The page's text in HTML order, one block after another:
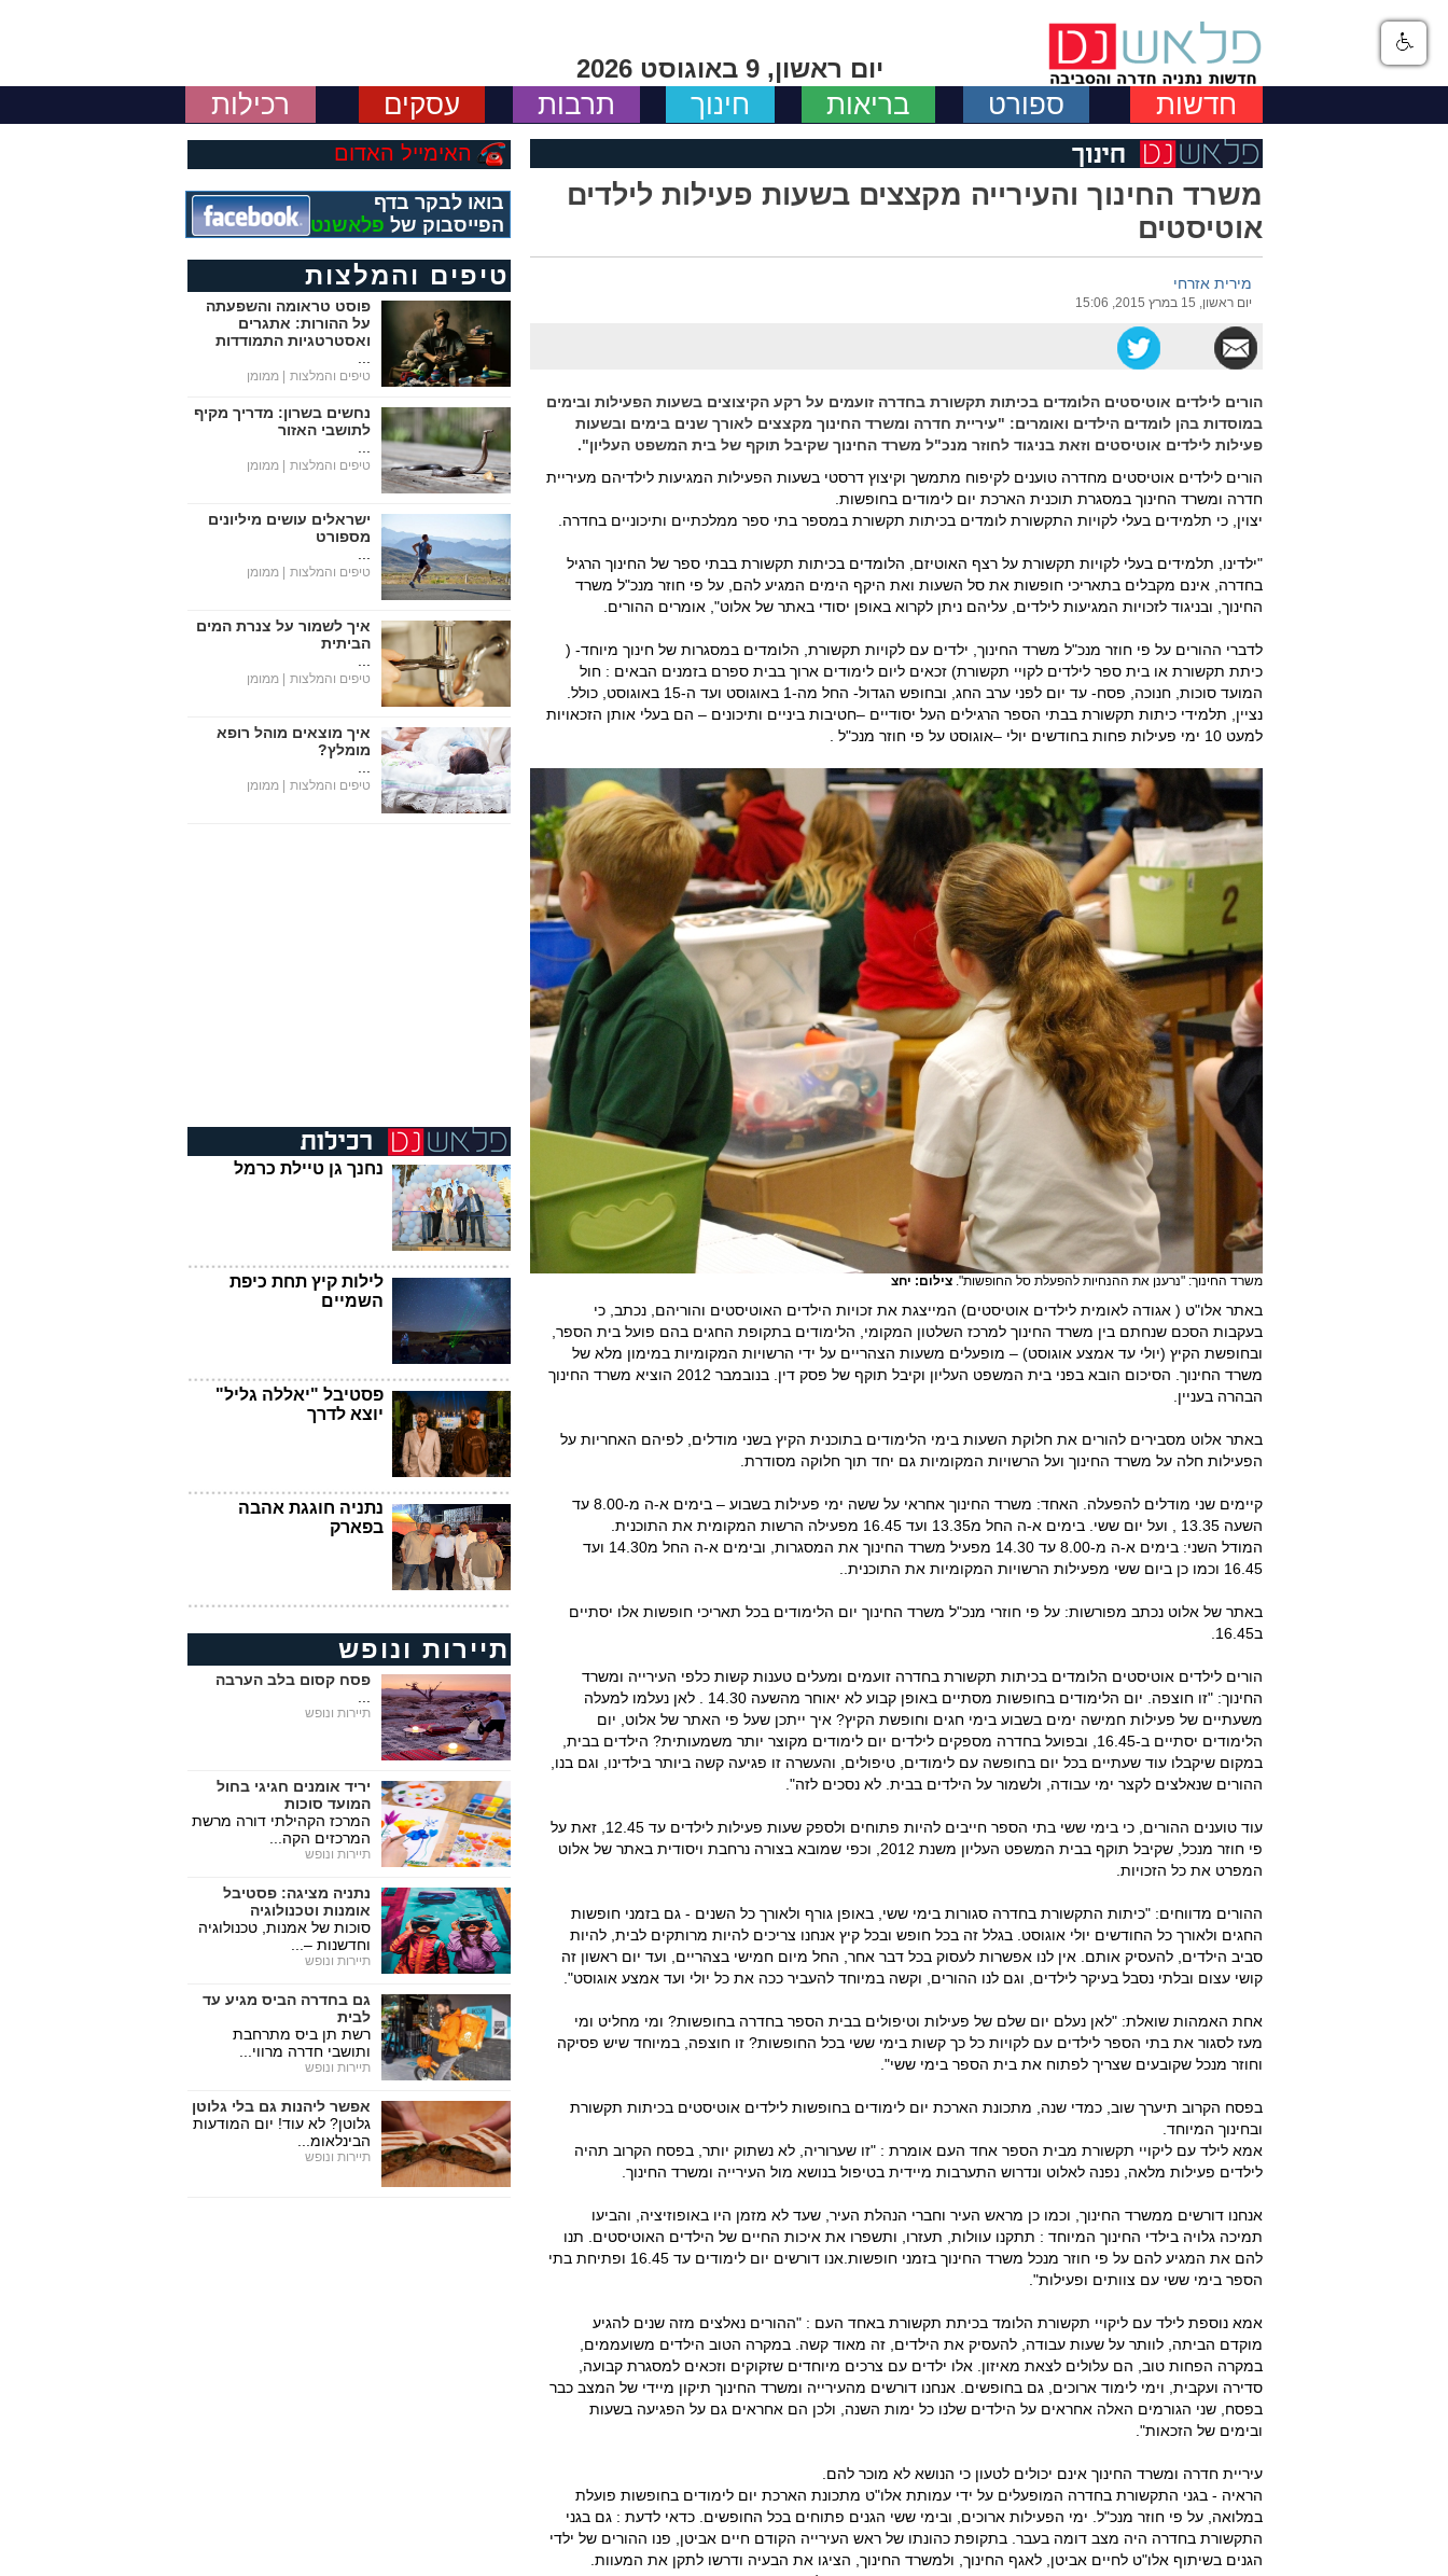
יום ראשון, 9 באוגוסט 2026
חדשות ספורט בריאות חינוך תרבות עסקים רכילות
משרד החינוך והעירייה מקצצים בשעות פעילות לילדים
אוטיסטים
מירית אזרחי
יום ראשון, 15 במרץ 2015, 15:06
הורים לילדים אוטיסטים הלומדים בכיתות תקשורת בחדרה זועמים על רקע הקיצוצים בשעות הפעילות ובימים
במוסדות בהן לומדים הילדים ואומרים: "עיריית חדרה ומשרד החינוך מקצצים לאורך שנים בימים ובשעות
פעילות לילדים אוטיסטים וזאת בניגוד לחוזר מנכ"ל משרד החינוך שקיבל תוקף של בית המשפט העליון".
הורים לילדים אוטיסטים מחדרה טוענים לקיפוח מתמשך וקיצוץ דרסטי בשעות הפעילות המגיעות לילדיהם מעיריית
חדרה ומשרד החינוך במסגרת תוכנית הארכת יום לימודים בחופשות.
יצוין, כי תלמידים בעלי לקויות התקשורת לומדים בכיתות תקשורת במספר בתי ספר ממלכתיים ותיכוניים בחדרה.
"ילדינו, תלמידים בעלי לקויות תקשורת על רצף האוטיזם, הלומדים בכיתות תקשורת בבתי ספר של החינוך הרגיל
בחדרה, אינם מקבלים בתאריכי חופשות את סל השעות ואת היקף הימים המגיע להם, על פי חוזר מנכ"ל משרד
החינוך, ובניגוד לזכויות המגיעות לילדים, עליהם ניתן לקרוא באופן יסודי באתר של אלוט", אומרים ההורים.
לדברי ההורים על פי חוזר מנכ"ל משרד החינוך, ילדים עם לקויות תקשורת, הלומדים במסגרות של חינוך מיוחד- (
כיתת תקשורת או בית ספר לילדים לקויי תקשורת) זכאים ליום לימודים ארוך בבית ספרם בזמנים הבאים : חול
המועד סוכות, חנוכה, פסח- עד יום לפני ערב החג, ובחופש הגדול- החל מה-1 באוגוסט ועד ה-15 באוגוסט, כולל.
נציין, תלמידי כיתות תקשורת בבתי הספר הרגילים העל יסודיים –חטיבות ביניים ותיכונים – הם בעלי אותן הזכאויות
למעט 10 ימי פעילות פחות בחודשים יולי –אוגוסט על פי חוזר מנכ"ל .
משרד החינוך: "נרענן את ההנחיות להפעלת סל החופשות". צילום: יחצ
באתר אלו"ט ( אגודה לאומית לילדים אוטיסטים) המייצגת את זכויות הילדים האוטיסטים והוריהם, נכתב, כי
בעקבות הסכם שנחתם בין משרד החינוך למרכז השלטון המקומי, הלימודים בתקופת החגים בהם פועל בית הספר,
ובחופשת הקיץ (יולי עד אמצע אוגוסט) – מופעלים משעות הצהריים על ידי הרשויות המקומיות במימון מלא של
משרד החינוך. הסיכום הובא בפני בית המשפט העליון וקיבל תוקף של פסק דין. בנובמבר 2012 הוציא משרד החינוך
הבהרה בעניין.
באתר אלוט מסבירים להורים את חלוקת השעות בימי הלימודים בתוכנית הקיץ בשני מודלים, לפיהם האחריות על
הפעילות חלה על משרד החינוך ועל הרשויות המקומיות גם יחד תוך חלוקה מסודרת.
קיימים שני מודלים להפעלה. האחד: משרד החינוך אחראי על ששה ימי פעילות בשבוע – בימים א-ה מ-8.00 עד
השעה 13.35 , ועל יום ששי. בימים א-ה החל מ13.35 ועד 16.45 מפעילה הרשות המקומית את התוכנית.
המודל השני: בימים א-ה מ-8.00 עד 14.30 מפעיל משרד החינוך את המסגרות, ובימים א-ה החל מ14.30 ועד
16.45 וכמו כן ביום ששי מפעילות הרשויות המקומיות את התוכנית..
באתר של אלוט נכתב מפורשות: על פי חוזרי מנכ"ל משרד החינוך יום הלימודים בכל תאריכי חופשות אלו יסתיים
ב16.45.
הורים לילדים אוטיסטים הלומדים בכיתות תקשורת בחדרה זועמים ומעלים טענות קשות כלפי העירייה ומשרד
החינוך: "זו חוצפה. יום הלימודים בחופשות מסתיים באופן קבוע לא יאוחר מהשעה 14.30 . לאן נעלמו למעלה
משעתיים של פעילות חמישה ימים בשבוע בימי חגים וחופשת הקיץ? איך ייתכן שעל פי האתר של אלוט, יום
הלימודים יסתיים ב-16.45, ובפועל בחדרה מספקים לילדים יום לימודים מקוצר יותר משמעותית? הילדים בבית,
במקום שיקבלו עוד שעתיים בכל יום בחופשה עם לימודים, טיפולים, והעשרה זו פגיעה קשה ביותר בילדינו, וגם בנו,
ההורים שנאלצים לקצר ימי עבודה, ולשמור על הילדים בבית. לא נסכים לזה".
עוד טוענים ההורים, כי בימי ששי בתי הספר חייבים להיות פתוחים ולספק שעות פעילות לילדים עד 12.45, זאת על
פי חוזר מנכל, שקיבל תוקף בבית המשפט העליון משנת 2012, וכפי שמובא בצורה נרחבת ויסודית באתר של אלוט
המפרט את כל הזכויות.
ההורים מדווחים: "כיתות התקשורת בחדרה סגורות בימי ששי, באופן גורף ולאורך כל השנים - גם בזמני חופשות
החגים ולאורך כל החודשים יולי אוגוסט. בגלל זה בכל חופש ובכל קיץ אנחנו צריכים להיות מרותקים לבית, להיות
סביב הילדים, להעסיק אותם. אין לנו אפשרות לעסוק בכל דבר אחר, החל מיום חמישי בצהריים, ועד יום ראשון זה
קושי עצום ובלתי נסבל בעיקר לילדים, וגם לנו ההורים, וקשה במיוחד להעביר ככה את כל יולי ועד אמצע אוגוסט".
אחת האמהות שואלת: "לאן נעלם יום שלם של פעילות וטיפולים בבית הספר בחדרה בחופשות? ומי מחליט ומי
מעז לסגור את בתי הספר לילדים עם לקויות כל כך קשות בימי ששי בכל החופשות? זו חוצפה, במיוחד שיש פסיקה
וחוזר מנכל שקובעים שצריך לפתוח את בית הספר בימי ששי".
בפסח הקרוב תיערך שוב, כמדי שנה, מתכונת הארכת יום לימודים בחופשות לילדים אוטיסטים בכיתות תקשורת
ובחינוך המיוחד.
אמא לילד עם ליקויי תקשורת מבית הספר אחד העם אומרת : "זו שערוריה, לא נשתוק יותר, בפסח הקרוב תהיה
לילדים פעילות מלאה, נפנה לאלוט ונדרוש התערבות מיידית בטיפול בנושא מול העירייה ומשרד החינוך.
אנחנו דורשים ממשרד החינוך, וכמו כן מראש העיר וחברי הנהלת העיר, שעד לא מזמן היו באופוזיציה, והביעו
תמיכה גלויה בילדי החינוך המיוחד : תתקנו עוולות, תעזרו, ותשפרו את איכות החיים של הילדים האוטיסטים. תנו
להם את המגיע להם על פי חוזר מנכל משרד החינוך בזמני חופשות.אנו דורשים יום לימודים עד 16.45 ופתיחת בתי
הספר בימי ששי עם צוותים ופעילות".
אמא נוספת לילד עם ליקויי תקשורת הלומד בכיתת תקשורת באחד העם : "ההורים נאלצים מזה שנים להגיע
מוקדם הביתה, לוותר על שעות עבודה, להעסיק את הילדים, זה מאוד קשה. במקרה הטוב הילדים משועממים,
במקרה הפחות טוב, הם עלולים לצאת מאיזון. אלו ילדים עם צרכים מיוחדים שזקוקים וזכאים למסגרת קבועה,
סדירה ועקבית, וימי לימוד ארוכים, גם בחופשים. אנחנו דורשים מהעירייה ומשרד החינוך תיקון מיידי של המצב כבר
בפסח, שני הגורמים האלה אחראים על הילדים שלנו כל ימות השנה, ולכן הם אחראים גם על הפגיעה בשעות
ובימים של הזכאות".
עיריית חדרה ומשרד החינוך אינם יכולים לטעון כי הנושא לא מוכר להם.
הראיה - בגני התקשורת בחדרה המופעלים על ידי עמותת אלו"ט מתכונת הארכת יום לימודים בחופשות פועלת
במלואה, על פי חוזר מנכ"ל. ימי הפעילות ארוכים, ובימי ששי הגנים פתוחים בכל החופשים. כדאי לדעת : גם בגני
התקשורת בחדרה היה מצב דומה בעבר. בתקופת כהונתו של ראש העירייה הקודם חיים אביטן, פנו ההורים של ילדי
הגנים בשיתוף אלו"ט לחיים אביטן, לאגף החינוך, ולמשרד החינוך, הציגו את הבעיה ודרשו לתקן את המעוות.
האימייל האדום
בואו לבקר בדף
הפייסבוק של פלאשנט
טיפים והמלצות
פוסט טראומה והשפעתה
על ההורות: אתגרים
ואסטרטגיות התמודדות
טיפים והמלצות | ממומן
נחשים בשרון: מדריך מקיף
לתושבי האזור
טיפים והמלצות | ממומן
ישראלים עושים מיליונים
מספורט
טיפים והמלצות | ממומן
איך לשמור על צנרת המים
הביתית
טיפים והמלצות | ממומן
איך מוצאים מוהל רופא
מומלץ?
טיפים והמלצות | ממומן
נחנך גן טיילת כרמל
לילות קיץ תחת כיפת
השמיים
פסטיבל "יאללה גליל"
יוצא לדרך
נתניה חוגגת אהבה
בפארק
תיירות ונופש
פסח קסום בלב הערבה
תיירות ונופש
יריד אומנים חגיגי בחול
המועד סוכות
המרכז הקהילתי דורה מרשת
המרכזים הקה...
תיירות ונופש
נתניה מציגה: פסטיבל
אומנות וטכנולוגיה
סוכות של אמנות, טכנולוגיה
וחדשנות –...
תיירות ונופש
גם בחדרה הביס מגיע עד
לבית
רשת תן ביס מתרחבת
ותושבי חדרה מרווי...
תיירות ונופש
אפשר ליהנות גם בלי גלוטן
גלוטן? לא עוד! יום המודעות
הבינלאומ...
תיירות ונופש